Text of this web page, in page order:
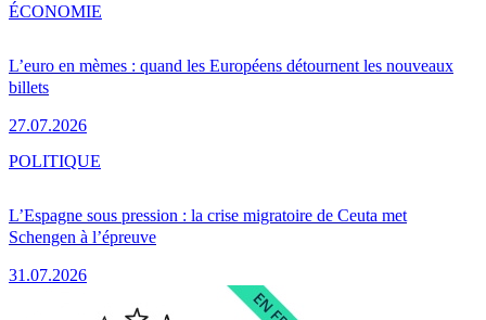
L’euro en mèmes : quand les Européens détournent les nouveaux
billets
27.07.2026
ÉCONOMIE
L’Espagne sous pression : la crise migratoire de Ceuta met
Schengen à l’épreuve
31.07.2026
POLITIQUE